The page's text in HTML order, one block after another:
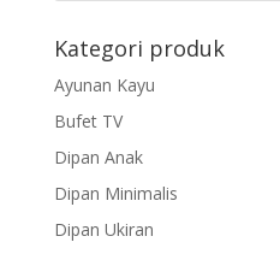
Kategori produk
Ayunan Kayu
Bufet TV
Dipan Anak
Dipan Minimalis
Dipan Ukiran